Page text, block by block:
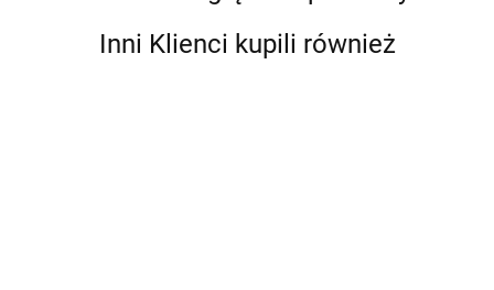
Inni Klienci kupili również